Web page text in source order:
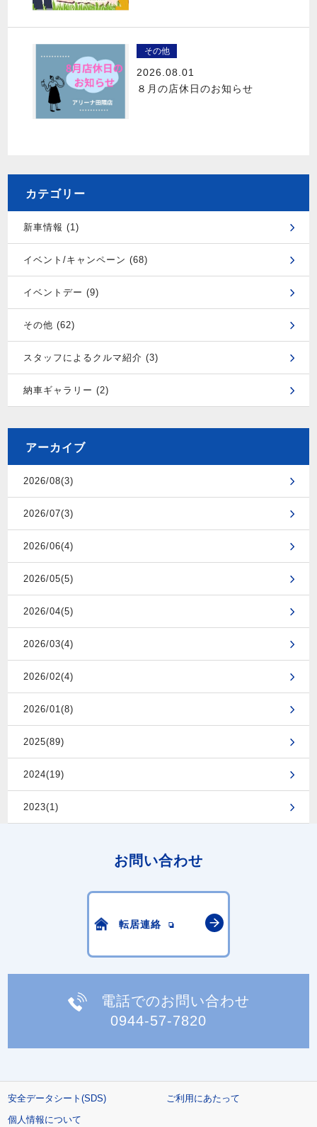
その他
2026.08.01
８月の店休日のお知らせ
カテゴリー
新車情報 (1)
イベント/キャンペーン (68)
イベントデー (9)
その他 (62)
スタッフによるクルマ紹介 (3)
納車ギャラリー (2)
アーカイブ
2026/08(3)
2026/07(3)
2026/06(4)
2026/05(5)
2026/04(5)
2026/03(4)
2026/02(4)
2026/01(8)
2025(89)
2024(19)
2023(1)
お問い合わせ
転居連絡
電話でのお問い合わせ
0944-57-7820
安全データシート(SDS)
ご利用にあたって
個人情報について